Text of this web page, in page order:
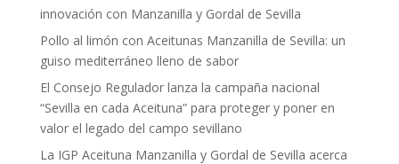
innovación con Manzanilla y Gordal de Sevilla
Pollo al limón con Aceitunas Manzanilla de Sevilla: un
guiso mediterráneo lleno de sabor
El Consejo Regulador lanza la campaña nacional
“Sevilla en cada Aceituna” para proteger y poner en
valor el legado del campo sevillano
La IGP Aceituna Manzanilla y Gordal de Sevilla acerca